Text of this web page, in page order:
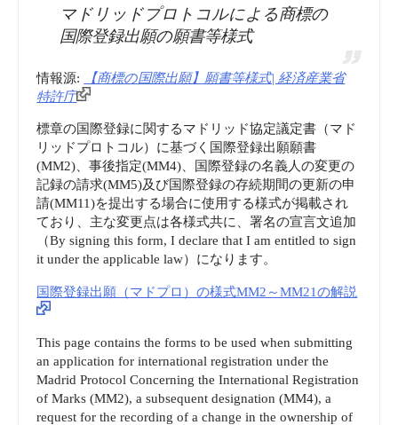
マドリッドプロトコルによる商標の
国際登録出願の願書等様式
情報源:
【商標の国際出願】願書等様式| 経済産業省
特許庁
標章の国際登録に関するマドリッド協定議定書（マド
リッドプロトコル）に基づく国際登録出願願書
(MM2)、事後指定(MM4)、国際登録の名義人の変更の
記録の請求(MM5)及び国際登録の存続期間の更新の申
請(MM11)を提出する場合に使用する様式が掲載され
ており、主な変更点は各様式共に、署名の宣言文追加
（By signing this form, I declare that I am entitled to sign
it under the applicable law）になります。
国際登録出願（マドプロ）の様式MM2～MM21の解説
This page contains the forms to be used when submitting
an application for international registration under the
Madrid Protocol Concerning the International Registration
of Marks (MM2), a subsequent designation (MM4), a
request for the recording of a change in the ownership of